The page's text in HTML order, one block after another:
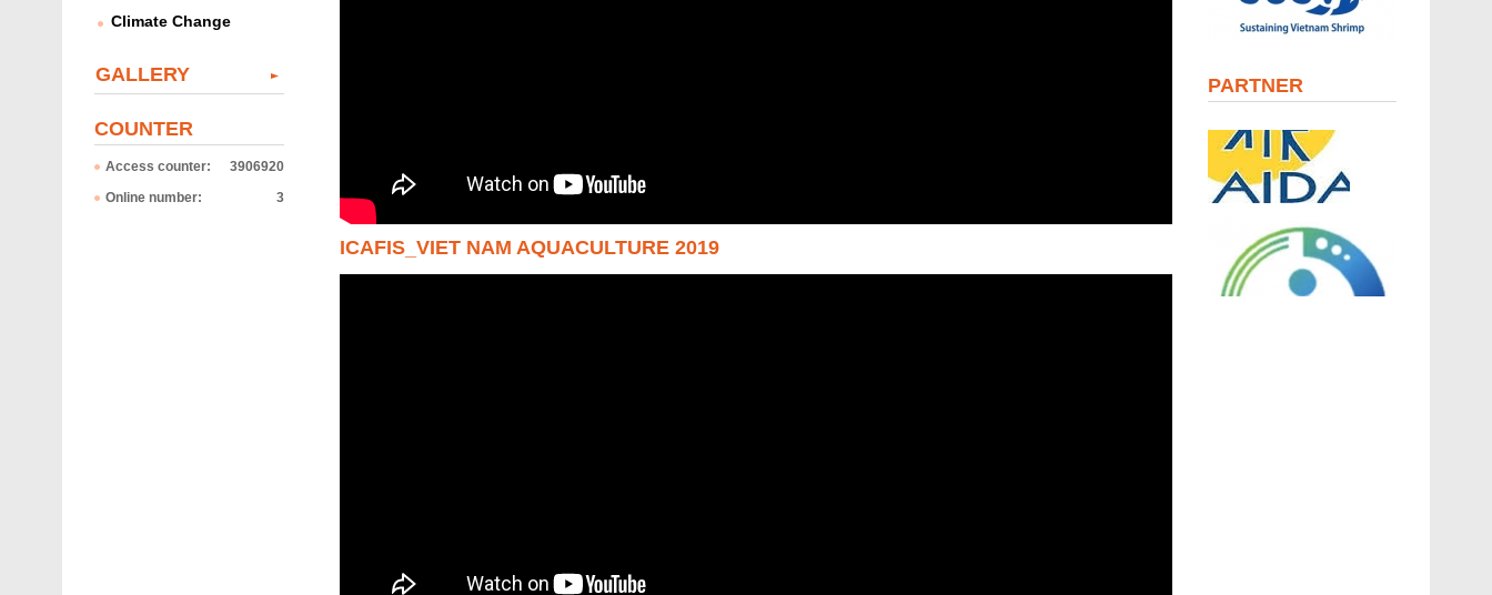
ICAFIS_VIET NAM AQUACULTURE 2019
Climate Change
GALLERY
COUNTER
Access counter:
3906920
Online number:
3
PARTNER